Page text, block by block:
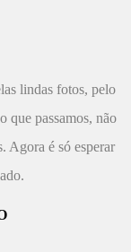
lindas fotos, pelo
que passamos, não
Agora é só esperar